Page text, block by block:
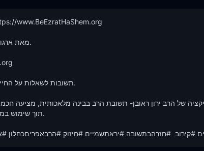
תוך שימוש
#קירוב  #חזרהבתשובה #יראתשמיים #חיזוק #הרבאפריםכחלון